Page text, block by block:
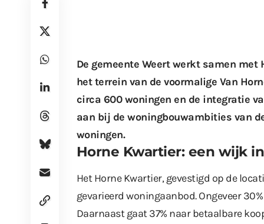
De gemeente Weert werkt samen
het terrein van de voormalige Van
circa 600 woningen en de integratie
aan bij de woningbouwambities van
woningen.
Horne Kwartier: een wijk
Het Horne Kwartier, gevestigd op de
gevarieerd woningaanbod. Ongeveer
Daarnaast gaat 37% naar betaalbare